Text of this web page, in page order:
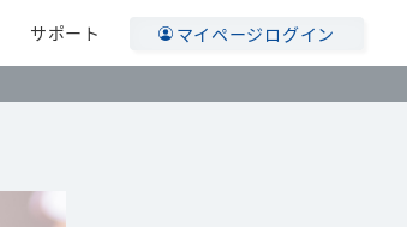
サポート マイページログイン